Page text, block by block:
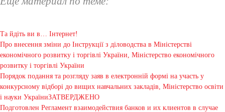
Та йдіть ви в… Інтернет!
Про внесення зміни до Інструкції з діловодства в Міністерстві
економічного розвитку і торгівлі України, Міністерство економічного
розвитку і торгівлі України
Порядок подання та розгляду заяв в електронній формі на участь у
конкурсному відборі до вищих навчальних закладів, Міністерство освіти
і науки УкраїниЗАТВЕРДЖЕНО
Подготовлен Регламент взаимодействия банков и их клиентов в случае